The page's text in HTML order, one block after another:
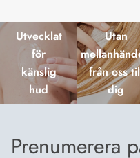
Utvecklat
för
känslig
hud
Utan
från oss
dig
Prenumerera